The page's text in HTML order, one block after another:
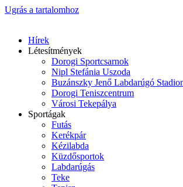
Ugrás a tartalomhoz
Hírek
Létesítmények
Dorogi Sportcsarnok
Nipl Stefánia Uszoda
Buzánszky Jenő Labdarúgó
Dorogi Teniszcentrum
Városi Tekepálya
Sportágak
Futás
Kerékpár
Kézilabda
Küzdősportok
Labdarúgás
Teke